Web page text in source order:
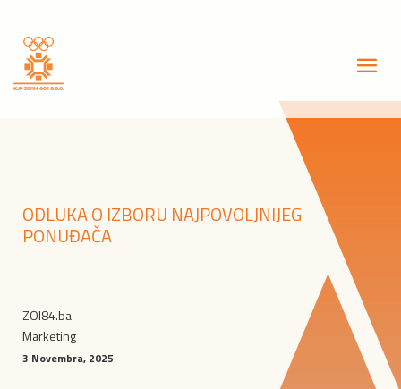
ODLUKA O IZBORU NAJPOVOLJNIJEG
PONUĐAČA
ZOI84.ba
Marketing
3 Novembra, 2025